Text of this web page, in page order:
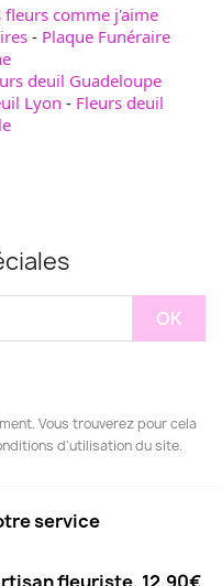
fleurs comme j'aime
- Plaque Funéraire
deuil Guadeloupe
Lyon - Fleurs deuil
Vous trouverez pour cela
d'utilisation du site.
service